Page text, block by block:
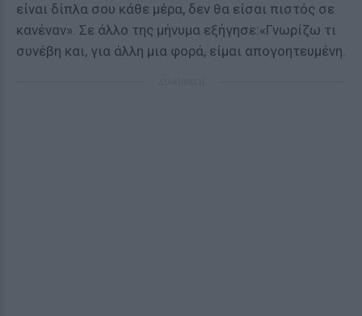
είναι δίπλα σου κάθε μέρα, δεν θα είσαι πιστός σε
κανέναν». Σε άλλο της μήνυμα εξήγησε:«Γνωρίζω τι
συνέβη και, για άλλη μια φορά, είμαι απογοητευμένη.